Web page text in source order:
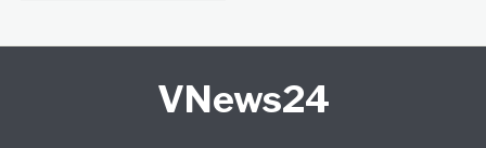
VNews24